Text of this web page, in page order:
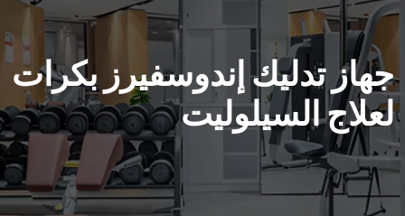
جهاز تدليك إندوسفيرز بكرات
لعلاج السيلوليت